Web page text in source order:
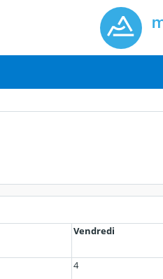
Vendredi
4